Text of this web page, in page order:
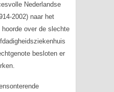
Nederlandse
2002) naar het
over de slechte
besloten er